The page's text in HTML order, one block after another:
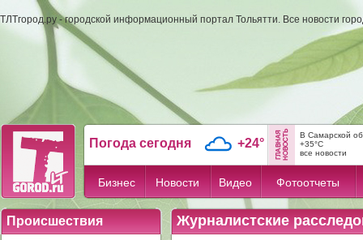
ТЛТгород.ру - городской информационный портал Тольятти. Все новости
Погода сегодня +24°
В Самарской
+35°C
все новости
Бизнес Новости Видео Фотоотчеты
Происшествия Журналистские